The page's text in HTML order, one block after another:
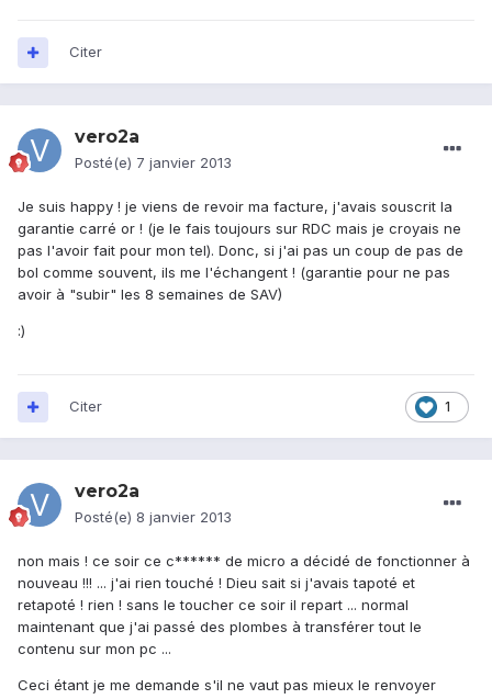
Citer
vero2a
Posté(e) 7 janvier 2013
Je suis happy ! je viens de revoir ma facture, j'avais souscrit la
garantie carré or ! (je le fais toujours sur RDC mais je croyais ne
pas l'avoir fait pour mon tel). Donc, si j'ai pas un coup de pas de
bol comme souvent, ils me l'échangent ! (garantie pour ne pas
avoir à "subir" les 8 semaines de SAV)
:)
1
Citer
vero2a
Posté(e) 8 janvier 2013
non mais ! ce soir ce c****** de micro a décidé de fonctionner à
nouveau !!! ... j'ai rien touché ! Dieu sait si j'avais tapoté et
retapoté ! rien ! sans le toucher ce soir il repart ... normal
maintenant que j'ai passé des plombes à transférer tout le
contenu sur mon pc ...
Ceci étant je me demande s'il ne vaut pas mieux le renvoyer